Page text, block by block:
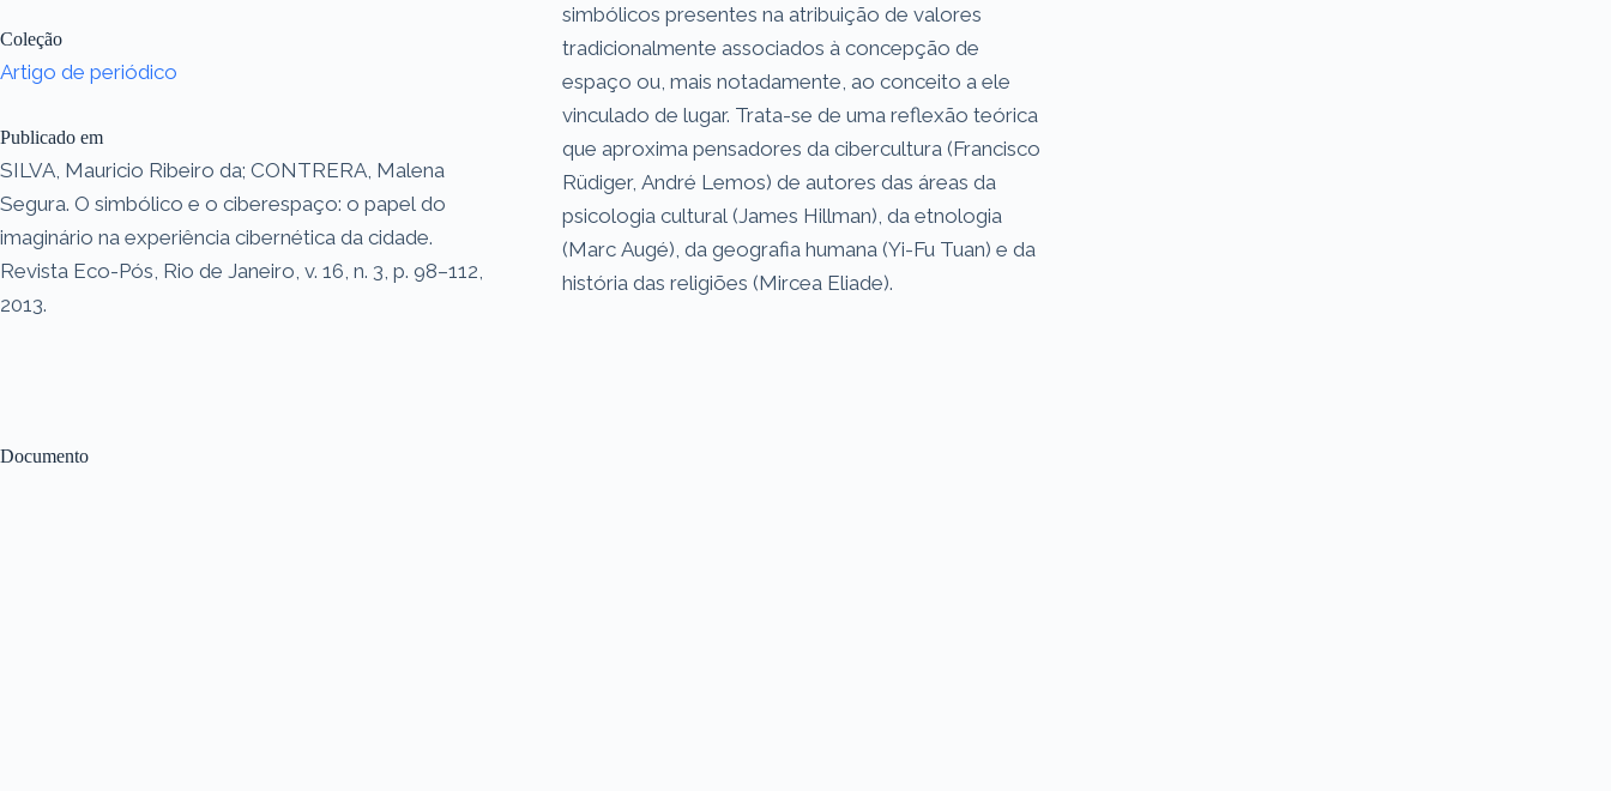
Documento
Coleção
Artigo de periódico
Publicado em
SILVA, Mauricio Ribeiro da; CONTRERA, Malena
Segura. O simbólico e o ciberespaço: o papel do
imaginário na experiência cibernética da cidade.
Revista Eco-Pós, Rio de Janeiro, v. 16, n. 3, p. 98–112,
2013.
simbólicos presentes na atribuição de valores
tradicionalmente associados à concepção de
espaço ou, mais notadamente, ao conceito a ele
vinculado de lugar. Trata-se de uma reflexão teórica
que aproxima pensadores da cibercultura (Francisco
Rüdiger, André Lemos) de autores das áreas da
psicologia cultural (James Hillman), da etnologia
(Marc Augé), da geografia humana (Yi-Fu Tuan) e da
história das religiões (Mircea Eliade).